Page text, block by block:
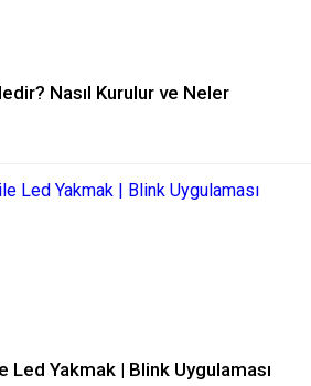
Nasıl Kurulur ve Neler
Led Yakmak | Blink Uygulaması